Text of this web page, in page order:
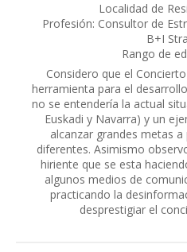
Localidad de
Profesión: Consultor de
B+I
Rango de
Considero que el
herramienta para el
no se entendería la actual
Euskadi y Navarra) y un
alcanzar grandes metas
diferentes. Asimismo
hiriente que se esta
algunos medios de
practicando la
desprestigiar el